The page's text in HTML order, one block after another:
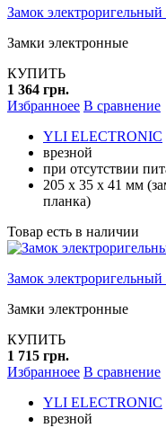
Замок
Замки электронные
КУПИТЬ
1 364 грн.
Избранноее В сравнение
YLI ELECTRONIC
врезной
при отсутствии
205 x 35 x 41 мм
планка)
Товар есть в наличии
Замок
Замки электронные
КУПИТЬ
1 715 грн.
Избранноее В сравнение
YLI ELECTRONIC
врезной